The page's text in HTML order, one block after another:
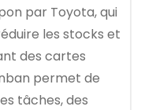
par Toyota, qui
les stocks et
des cartes
permet de
tâches, des